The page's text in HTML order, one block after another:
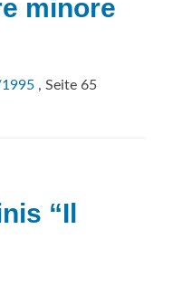
minore
, Seite 65
“Il